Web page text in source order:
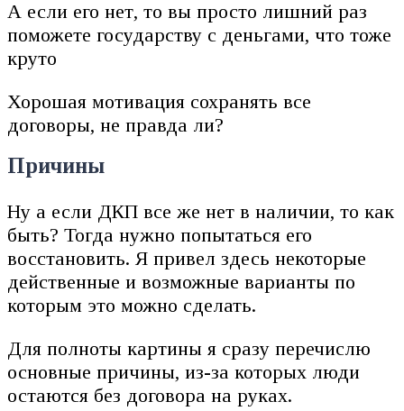
А если его нет, то вы просто лишний раз
поможете государству с деньгами, что тоже
круто
Хорошая мотивация сохранять все
договоры, не правда ли?
Причины
Ну а если ДКП все же нет в наличии, то как
быть? Тогда нужно попытаться его
восстановить. Я привел здесь некоторые
действенные и возможные варианты по
которым это можно сделать.
Для полноты картины я сразу перечислю
основные причины, из-за которых люди
остаются без договора на руках.